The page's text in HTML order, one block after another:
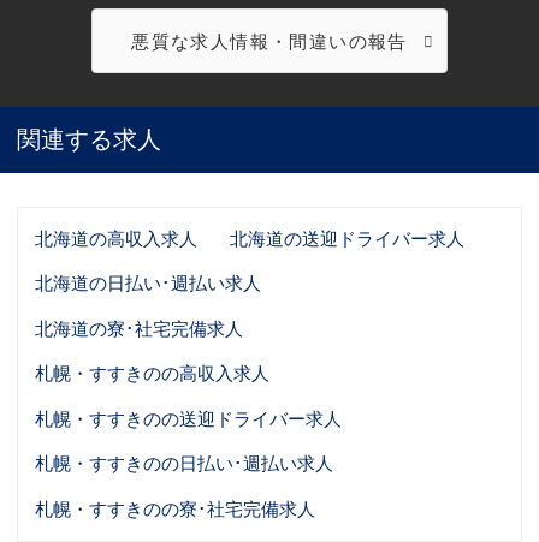
悪質な求人情報・間違いの報告
関連する求人
北海道の高収入求人
北海道の送迎ドライバー求人
北海道の日払い･週払い求人
北海道の寮･社宅完備求人
札幌・すすきのの高収入求人
札幌・すすきのの送迎ドライバー求人
札幌・すすきのの日払い･週払い求人
札幌・すすきのの寮･社宅完備求人